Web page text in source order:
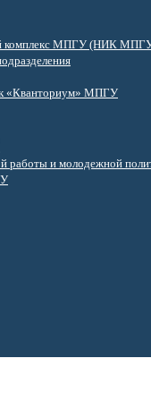
комплекс МПГУ (НИК
«Кванториум» МПГУ
работы и молодежной